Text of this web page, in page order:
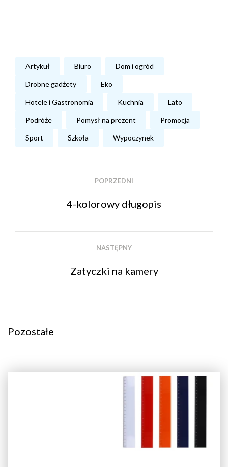
Artykuł Biuro Dom i ogród
Drobne gadżety Eko
Hotele i Gastronomia Kuchnia Lato
Podróże Pomysł na prezent Promocja
Sport Szkoła Wypoczynek
POPRZEDNI
4-kolorowy długopis
NASTĘPNY
Zatyczki na kamery
Pozostałe